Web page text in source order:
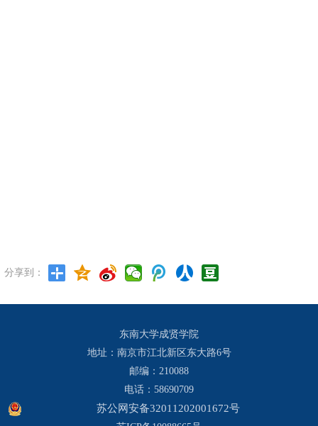
分享到：
东南大学成贤学院
地址：南京市江北新区东大路6号
邮编：210088
电话：58690709
苏公网安备32011202001672号